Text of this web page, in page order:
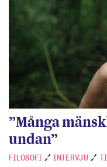
”Många
undan”
FILOSOFI INTERVJU